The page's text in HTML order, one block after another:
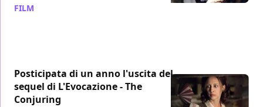
FILM
Posticipata di un anno l'uscita del
sequel di L'Evocazione - The
Conjuring